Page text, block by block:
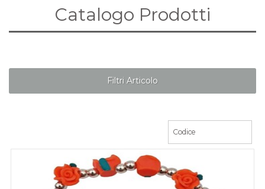
Catalogo Prodotti
Filtri Articolo